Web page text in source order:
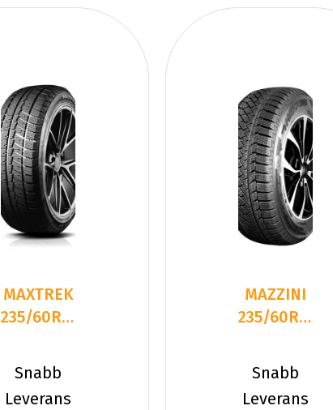
MAXTREK
235/60R18
TREK M7
PLUS
Snabb
Leverans
MAZZINI
235/60R18
2 NC
Snabb
Leverans